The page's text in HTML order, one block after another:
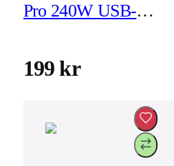
Pro 240W USB-C -
199 kr